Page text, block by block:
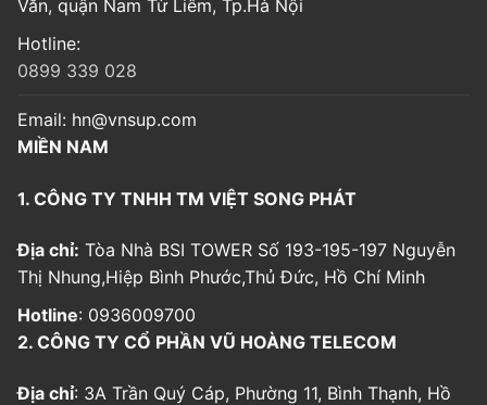
Văn, quận Nam Từ Liêm, Tp.Hà Nội
Hotline:
0899 339 028
Email: hn@vnsup.com
MIỀN NAM
1. CÔNG TY TNHH TM VIỆT SONG PHÁT
Địa chỉ: Tòa Nhà BSI TOWER Số 193-195-197 Nguyễn
Thị Nhung,Hiệp Bình Phước,Thủ Đức, Hồ Chí Minh
Hotline: 0936009700
2. CÔNG TY CỔ PHẦN VŨ HOÀNG TELECOM
Địa chỉ: 3A Trần Quý Cáp, Phường 11, Bình Thạnh, Hồ